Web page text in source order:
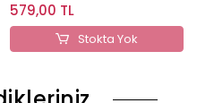
579,00 TL
Stokta Yok